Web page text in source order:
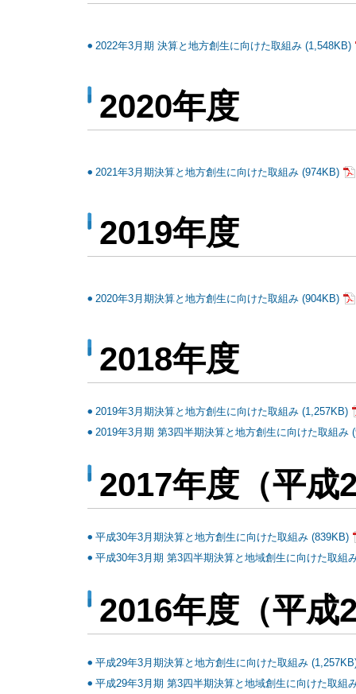
2022年3月期 決算と地方創生に向けた取組み (1,548KB)
2020年度
2021年3月期決算と地方創生に向けた取組み (974KB)
2019年度
2020年3月期決算と地方創生に向けた取組み (904KB)
2018年度
2019年3月期決算と地方創生に向けた取組み (1,257KB)
2019年3月期 第3四半期決算と地方創生に向けた取組み
2017年度（平成
平成30年3月期決算と地方創生に向けた取組み (839KB)
平成30年3月期 第3四半期決算と地域創生に向けた取組
2016年度（平成
平成29年3月期決算と地方創生に向けた取組み
平成29年3月期 第3四半期決算と地域創生に向けた取組